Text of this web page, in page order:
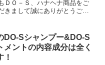
ＤＯ－Ｓ、ハナヘナ商品をご
きまして誠にありがとうござ
DO-Sシャンプー&DO-S
メントの内容成分は全く
！